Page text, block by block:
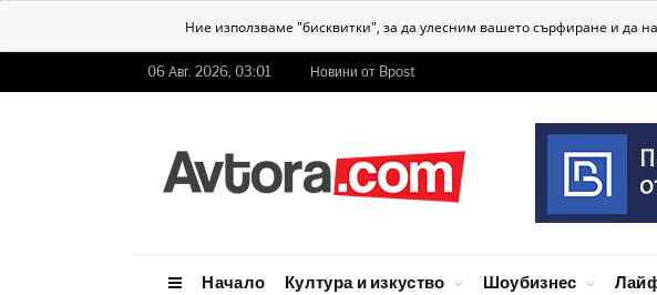
Ние използваме "бисквитки", за да улесним вашето сърфиране и да
06 Авг. 2026, 03:01 Новини от Bpost
Начало Култура и изкуство Шоубизнес